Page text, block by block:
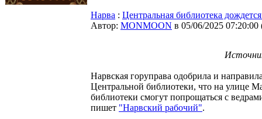
Нарва : Центральная библиотека
Автор: MONMOON в 05/06/2025 07:20:00
Нарвская горуправа одобрила и
Центральной библиотеки, что на улице
библиотеки смогут попрощаться с
пишет "Нарвский рабочий".